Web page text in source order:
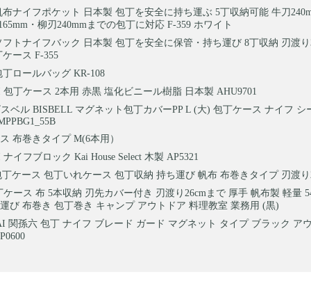
ナイフポケット 日本製 包丁を安全に持ち運ぶ 5丁収納可能 牛刀
・柳刃240mmまでの包丁に対応 F-359 ホワイト
フトナイフバック 日本製 包丁を安全に保管・持ち運び 8丁収納 刃渡
ース F-355
ロールバッグ KR-108
丁ケース 2本用 赤黒 塩化ビニール樹脂 日本製 AHU9701
ベル BISBELL マグネット包丁カバーPP L (大) 包丁ケース ナイフ シ
布巻きタイプ M(6本用）
イフブロック Kai House Select 木製 AP5321
丁ケース 包丁いれケース 包丁収納 持ち運び 帆布 布巻きタイプ 刃渡
ケース 布 5本収納 刃先カバー付き 刃渡り26cmまで 厚手 帆布製 軽量
び 布巻き 包丁巻き キャンプ アウトドア 料理教室 業務用 (黒)
関孫六 包丁 ナイフ ブレード ガード マグネット タイプ ブラック ア